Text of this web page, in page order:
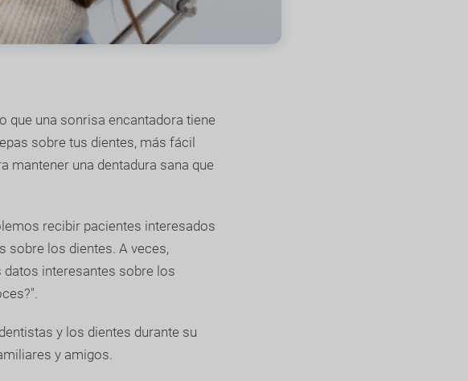
que una sonrisa encantadora tiene
sobre tus dientes, más fácil
mantener una dentadura sana que
recibir pacientes interesados
sobre los dientes. A veces,
interesantes sobre los
y los dientes durante su
y amigos.